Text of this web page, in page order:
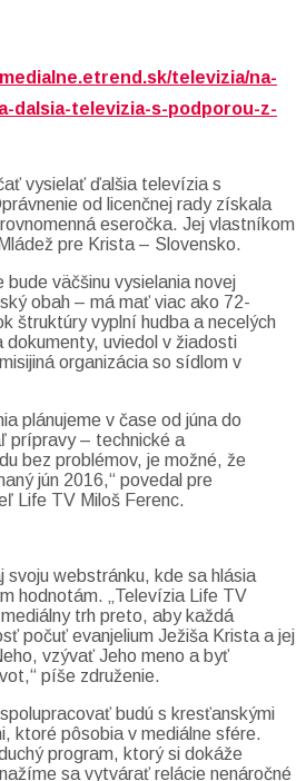
televizia/na-
dalsia-televizia-s-podporou-z-
vysielať ďalšia televízia s
od licenčnej rady získala
eseročka. Jej vlastníkom
pre Krista – Slovensko.
bude väčšinu vysielania novej
obah – má mať viac ako 72-
štruktúry vyplní hudba a necelých
uviedol v žiadosti
organizácia so sídlom v
plánujeme v čase od júna do
prípravy – technické a
bez problémov, je možné, že
jún 2016,“ povedal pre
Life TV Miloš Ferenc.
svoju webstránku, kde sa hlásia
hodnotám. „Televízia Life TV
trh preto, aby každá
počuť evanjelium Ježiša Krista a jej
vzývať Jeho meno a byť
píše združenie.
budú s kresťanskými
ktoré pôsobia v mediálne sfére.
program, ktorý si dokáže
sa vytvárať relácie nenáročné